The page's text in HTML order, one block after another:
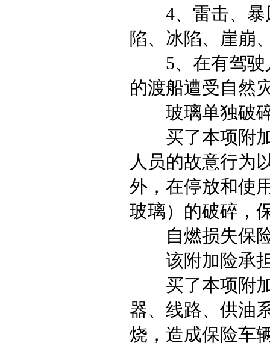
4、雷击、暴
陷、冰陷、崖崩
5、在有驾驶
的渡船遭受自然
玻璃单独破碎
买了本项附加
人员的故意行为
外，在停放和使
玻璃）的破碎，
自燃损失保险
该附加险承担
买了本项附加
器、线路、供油
烧，造成保险车